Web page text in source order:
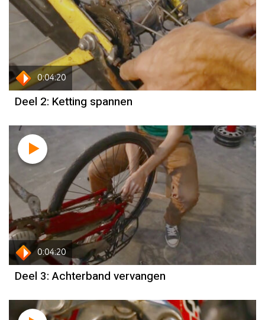
0:04:20
Deel 2: Ketting spannen
0:04:20
Deel 3: Achterband vervangen